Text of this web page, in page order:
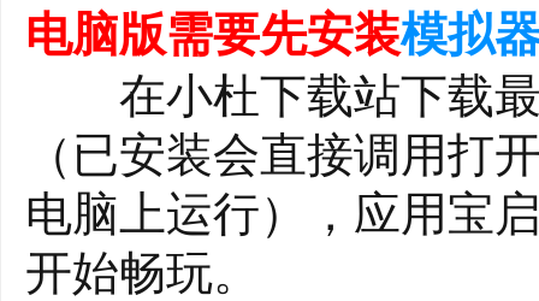
电脑版需要先安装模拟
在小杜下载站下载最
（已安装会直接调用打
电脑上运行），应用宝
开始畅玩。